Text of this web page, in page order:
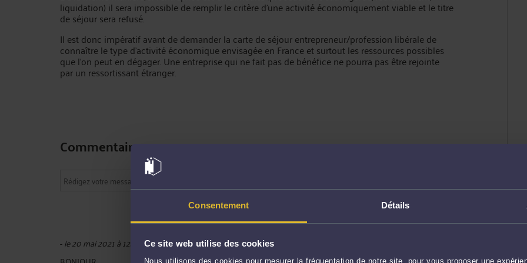
Consentement Détails
Ce site web utilise des cookies
Nous utilisons des cookies pour mesurer la fréquentation de notre site, pour vous proposer une
liquidation) il sera impossible de remplir le critère d’une activité économiquement viable et le titre
de séjour sera refusé.
Il est donc impératif avant de demander la carte de séjour entrepreneur/profession libérale de
connaître le type d’activité économique envisagée en France et surtout les ressources possibles
que l’on peut en dégager. Une entreprise qui ne fait pas de bénéfice ne pourra pas être rejointe
par un ressortissant étranger.
Commentaires
-le 20 mai 2021 à 12:21